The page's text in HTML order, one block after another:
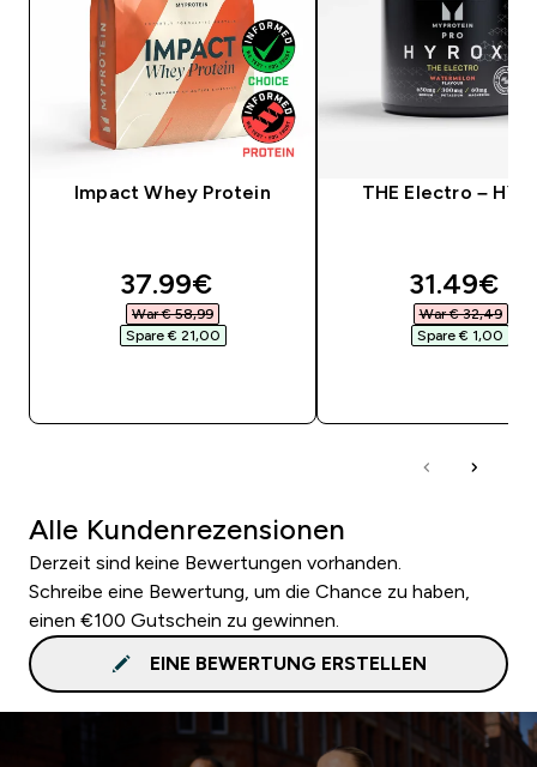
Impact Whey Protein
discounted price
37.99€‎
War € 58,99‎
Spare € 21,00‎
THE Electro –
31.49€‎
War € 32,49‎
Spare € 1,00‎
Alle Kundenrezensionen
Derzeit sind keine Bewertungen vorhanden.
Schreibe eine Bewertung, um die Chance zu haben,
einen €100 Gutschein zu gewinnen.
EINE BEWERTUNG ERSTELLEN